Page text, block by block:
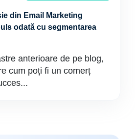
din Email Marketing
odată cu segmentarea
anterioare de pe blog,
cum poți fi un comerț